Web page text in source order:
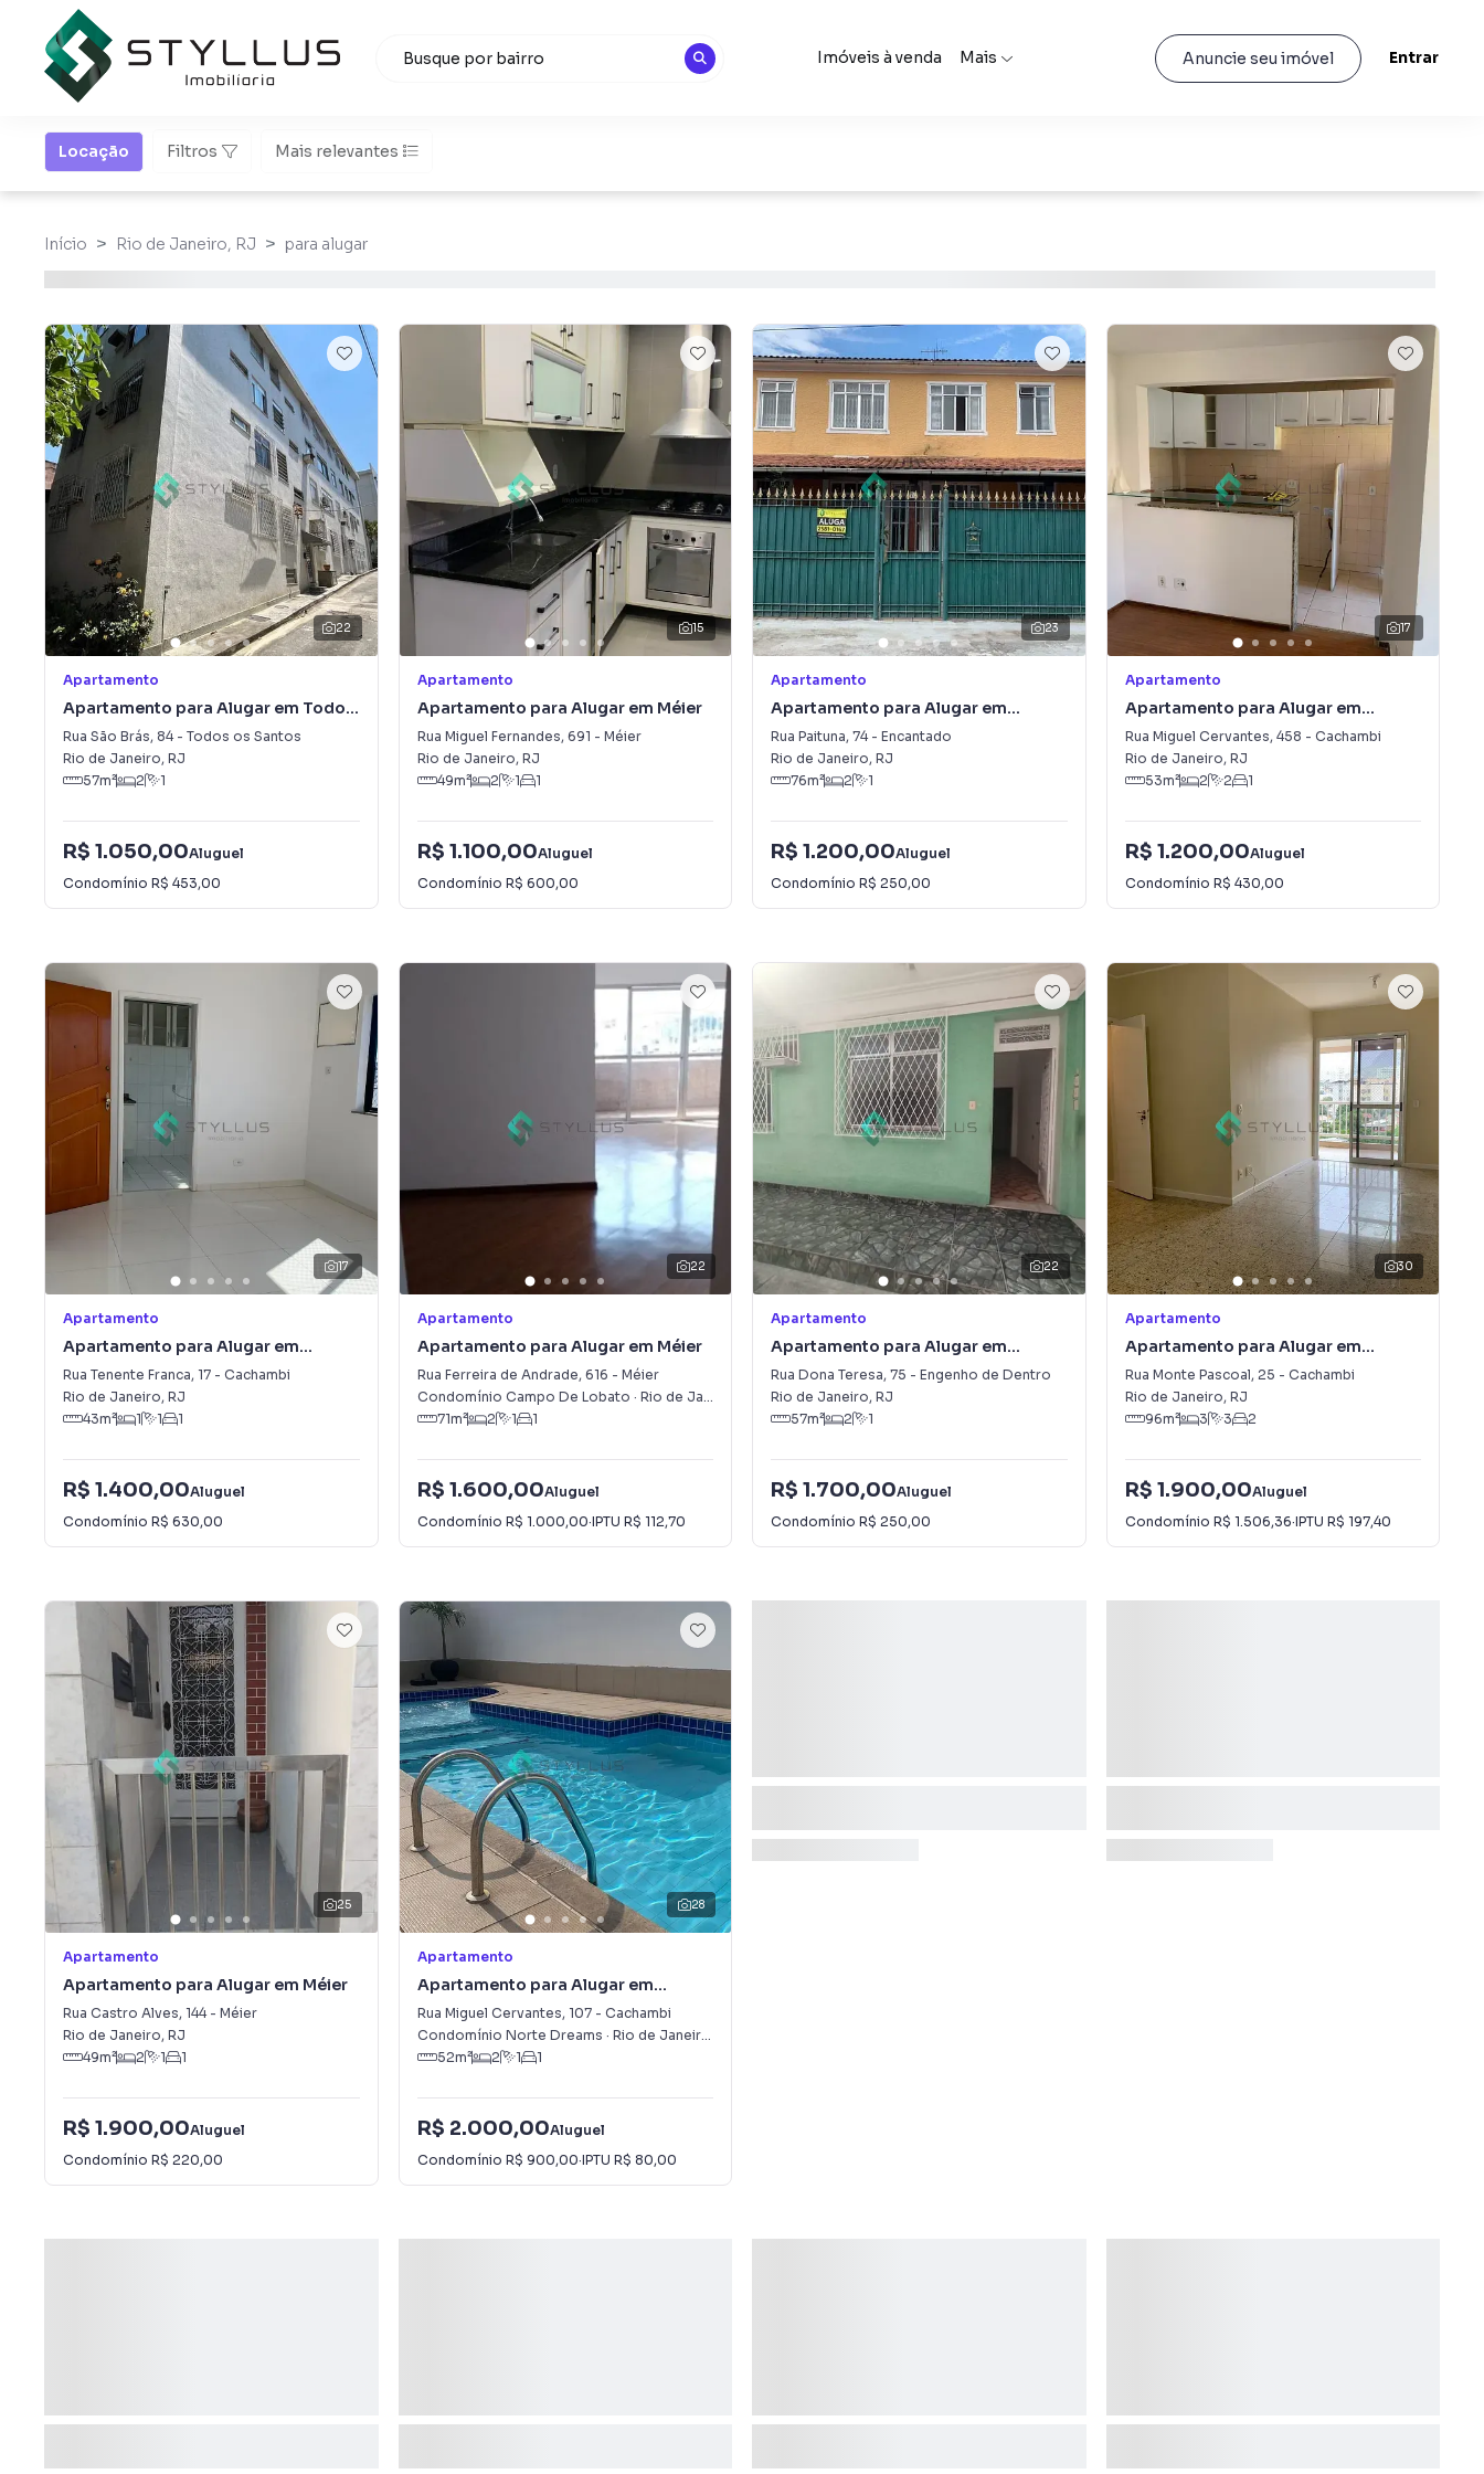
Imóveis à venda Mais Anuncie seu imóvel Entrar
Locação Filtros Mais relevantes
Início Rio de Janeiro, RJ para alugar
22
Apartamento
Apartamento para Alugar em Todos
os Santos
Rua São Brás, 84- Todos os Santos
Rio de Janeiro, RJ
57m² 2 1
R$ 1.050,00Aluguel
Condomínio R$ 453,00
15
Apartamento
Apartamento para Alugar em Méier
Rua Miguel Fernandes, 691 - Méier
Rio de Janeiro, RJ
49m² 2 1 1
R$ 1.100,00Aluguel
Condomínio R$ 600,00
23
Apartamento
Apartamento para Alugar em
Encantado
Rua Paituna, 74- Encantado
Rio de Janeiro, RJ
76m² 2 1
R$ 1.200,00Aluguel
Condomínio R$ 250,00
17
Apartamento
Apartamento para Alugar em
Cachambi
Rua Miguel Cervantes, 458 - Cachambi
Rio de Janeiro, RJ
53m² 2 2 1
R$ 1.200,00Aluguel
Condomínio R$ 430,00
17
Apartamento
Apartamento para Alugar em
Cachambi
Rua Tenente Franca, 17 - Cachambi
Rio de Janeiro, RJ
43m² 1 1 1
R$ 1.400,00Aluguel
Condomínio R$ 630,00
22
Apartamento
Apartamento para Alugar em Méier
Rua Ferreira de Andrade, 616 - Méier
Condomínio Campo De Lobato · Rio de Janeiro
71m² 2 1 1
R$ 1.600,00Aluguel
Condomínio R$ 1.000,00·IPTU R$ 112,70
22
Apartamento
Apartamento para Alugar em
Engenho de Dentro
Rua Dona Teresa, 75 - Engenho de Dentro
Rio de Janeiro, RJ
57m² 2 1
R$ 1.700,00Aluguel
Condomínio R$ 250,00
30
Apartamento
Apartamento para Alugar em
Cachambi
Rua Monte Pascoal, 25 - Cachambi
Rio de Janeiro, RJ
96m² 3 3 2
R$ 1.900,00Aluguel
Condomínio R$ 1.506,36·IPTU R$ 197,40
25
Apartamento
Apartamento para Alugar em Méier
Rua Castro Alves, 144- Méier
Rio de Janeiro, RJ
49m² 2 1 1
R$ 1.900,00Aluguel
Condomínio R$ 220,00
28
Apartamento
Apartamento para Alugar em
Cachambi
Rua Miguel Cervantes, 107- Cachambi
Condomínio Norte Dreams · Rio de Janeiro
52m² 2 1 1
R$ 2.000,00Aluguel
Condomínio R$ 900,00·IPTU R$ 80,00